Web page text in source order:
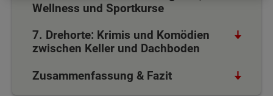
Wellness und Sportkurse
7. Drehorte: Krimis und Komödien
zwischen Keller und Dachboden
Zusammenfassung & Fazit